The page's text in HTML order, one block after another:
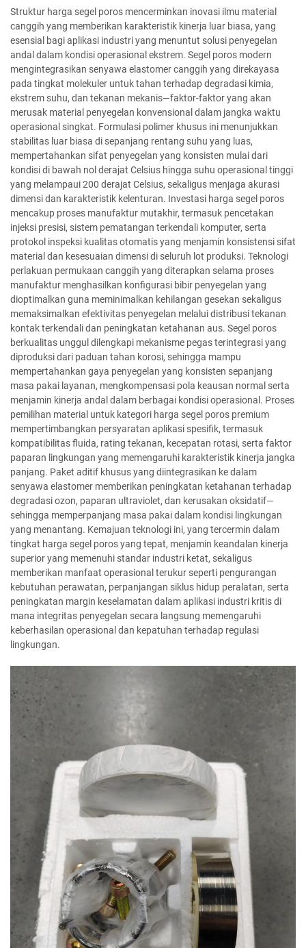
Struktur harga segel poros mencerminkan inovasi ilmu material
canggih yang memberikan karakteristik kinerja luar biasa, yang
esensial bagi aplikasi industri yang menuntut solusi penyegelan
andal dalam kondisi operasional ekstrem. Segel poros modern
mengintegrasikan senyawa elastomer canggih yang direkayasa
pada tingkat molekuler untuk tahan terhadap degradasi kimia,
ekstrem suhu, dan tekanan mekanis—faktor-faktor yang akan
merusak material penyegelan konvensional dalam jangka waktu
operasional singkat. Formulasi polimer khusus ini menunjukkan
stabilitas luar biasa di sepanjang rentang suhu yang luas,
mempertahankan sifat penyegelan yang konsisten mulai dari
kondisi di bawah nol derajat Celsius hingga suhu operasional tinggi
yang melampaui 200 derajat Celsius, sekaligus menjaga akurasi
dimensi dan karakteristik kelenturan. Investasi harga segel poros
mencakup proses manufaktur mutakhir, termasuk pencetakan
injeksi presisi, sistem pematangan terkendali komputer, serta
protokol inspeksi kualitas otomatis yang menjamin konsistensi sifat
material dan kesesuaian dimensi di seluruh lot produksi. Teknologi
perlakuan permukaan canggih yang diterapkan selama proses
manufaktur menghasilkan konfigurasi bibir penyegelan yang
dioptimalkan guna meminimalkan kehilangan gesekan sekaligus
memaksimalkan efektivitas penyegelan melalui distribusi tekanan
kontak terkendali dan peningkatan ketahanan aus. Segel poros
berkualitas unggul dilengkapi mekanisme pegas terintegrasi yang
diproduksi dari paduan tahan korosi, sehingga mampu
mempertahankan gaya penyegelan yang konsisten sepanjang
masa pakai layanan, mengkompensasi pola keausan normal serta
menjamin kinerja andal dalam berbagai kondisi operasional. Proses
pemilihan material untuk kategori harga segel poros premium
mempertimbangkan persyaratan aplikasi spesifik, termasuk
kompatibilitas fluida, rating tekanan, kecepatan rotasi, serta faktor
paparan lingkungan yang memengaruhi karakteristik kinerja jangka
panjang. Paket aditif khusus yang diintegrasikan ke dalam
senyawa elastomer memberikan peningkatan ketahanan terhadap
degradasi ozon, paparan ultraviolet, dan kerusakan oksidatif—
sehingga memperpanjang masa pakai dalam kondisi lingkungan
yang menantang. Kemajuan teknologi ini, yang tercermin dalam
tingkat harga segel poros yang tepat, menjamin keandalan kinerja
superior yang memenuhi standar industri ketat, sekaligus
memberikan manfaat operasional terukur seperti pengurangan
kebutuhan perawatan, perpanjangan siklus hidup peralatan, serta
peningkatan margin keselamatan dalam aplikasi industri kritis di
mana integritas penyegelan secara langsung memengaruhi
keberhasilan operasional dan kepatuhan terhadap regulasi
lingkungan.